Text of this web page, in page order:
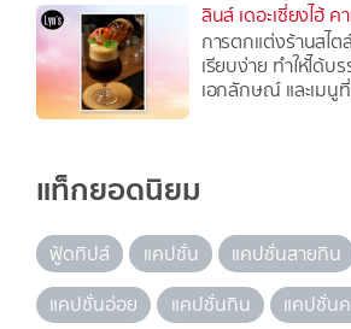
ลินส์ เดอะเซี่ยงไฮ้ ค
การตกแต่งร้านสไต
เรียบง่าย ทำให้ได้บ
เอกลักษณ์ และเมนู
แท็กยอดนิยม
ฟู้ดทิปส์ แคปชั่น แคปชั่นสายกิน
แคปชั่นอ่อย
แคปชั่นกิน
แคปชั่น